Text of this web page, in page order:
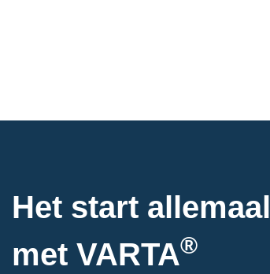
Het start allemaal
met VARTA®